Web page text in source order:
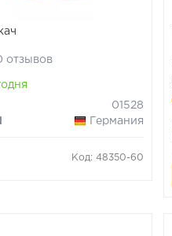
отзывов
01528
Германия
Код: 48350-60